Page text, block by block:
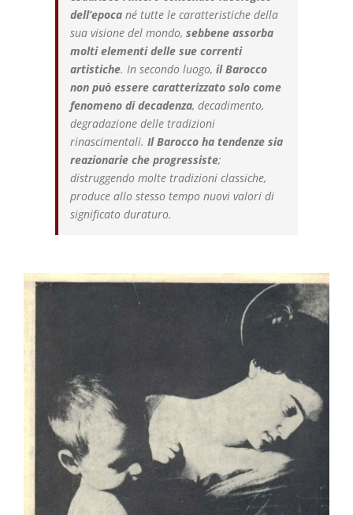
dell’epoca né tutte le caratteristiche della
sua visione del mondo, sebbene assorba
molti elementi delle sue correnti
artistiche. In secondo luogo, il Barocco
non può essere caratterizzato solo come
fenomeno di decadenza, decadimento,
degradazione delle tradizioni
rinascimentali. Il Barocco ha tendenze sia
reazionarie che progressiste;
distruggendo molte tradizioni classiche,
produce allo stesso tempo nuovi valori di
significato duraturo.